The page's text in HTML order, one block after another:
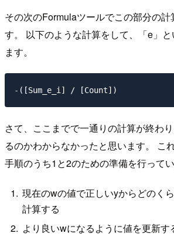
その次のFormulaツールでこの部分の計
す。 以下のような計算をして、「e」
ます。
さて、ここまでで一通りの計算が終わ
るのかわからなかったと思います。 こ
手順のうち1と2のための準備を行ってい
現在のwの値で正しいyからどのく
計算する
より良いwになるように値を更新す